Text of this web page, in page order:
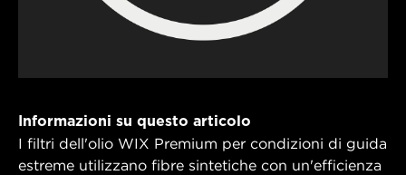
Informazioni su questo articolo
I filtri dell'olio WIX Premium per condizioni di guida
estreme utilizzano fibre sintetiche con un'efficienza